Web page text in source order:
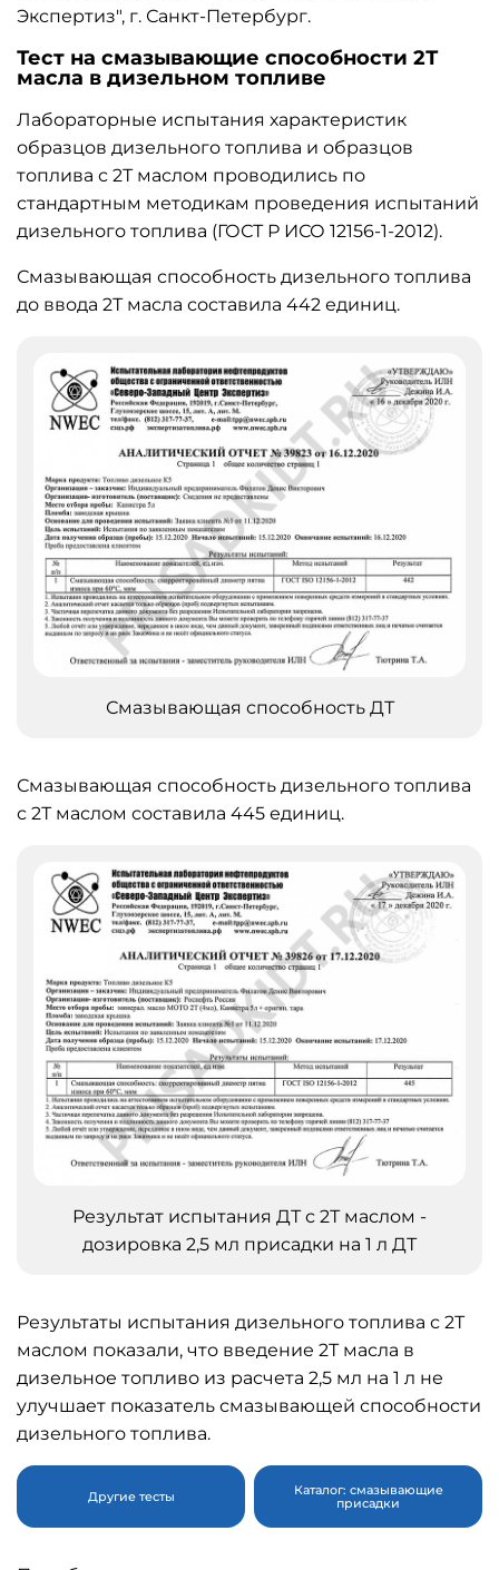
Экспертиз", г. Санкт-Петербург.
Тест на смазывающие способности 2Т
масла в дизельном топливе
Лабораторные испытания характеристик
образцов дизельного топлива и образцов
топлива с 2Т маслом проводились по
стандартным методикам проведения испытаний
дизельного топлива (ГОСТ Р ИСО 12156-1-2012).
Смазывающая способность дизельного топлива
до ввода 2Т масла составила 442 единиц.
Смазывающая способность ДТ
Смазывающая способность дизельного топлива
с 2Т маслом составила 445 единиц.
Результат испытания ДТ с 2Т маслом -
дозировка 2,5 мл присадки на 1 л ДТ
Результаты испытания дизельного топлива с 2Т
маслом показали, что введение 2Т масла в
дизельное топливо из расчета 2,5 мл на 1 л не
улучшает показатель смазывающей способности
дизельного топлива.
Другие тесты
Каталог: смазывающие
присадки